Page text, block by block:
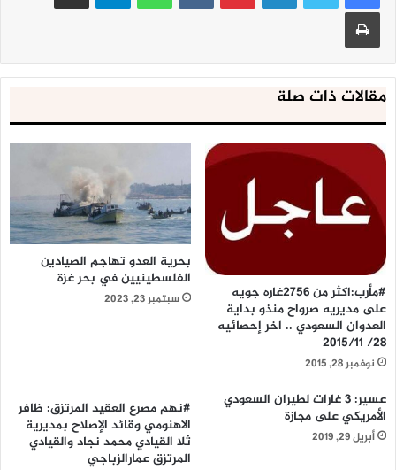
طباعة
مقالات ذات صلة
#مأرب:اكثر من 2756غاره جويه
على مديريه صرواح منذو بداية
العدوان السعودي .. اخر إحصائيه
28/ 2015/11
نوفمبر 28, 2015
بحرية العدو تهاجم الصيادين
الفلسطينيين في بحر غزة
سبتمبر 23, 2023
عسير: 3 غارات لطيران السعودي
الأمريكي على مجازة
أبريل 29, 2019
#نهم مصرع العقيد المرتزق: ظافر
الاهنومي وقائد الإصلاح بمديرية
ثلا القيادي محمد نجاد والقيادي
المرتزق عمارالزباجي